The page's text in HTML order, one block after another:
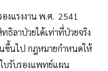
แรงงาน พ.ศ. 2541
ธิลาป่วยได้เท่าที่ป่วยจริง
นขึ้นไป กฎหมายกำหนดให้
ใบรับรองแพทย์แผน